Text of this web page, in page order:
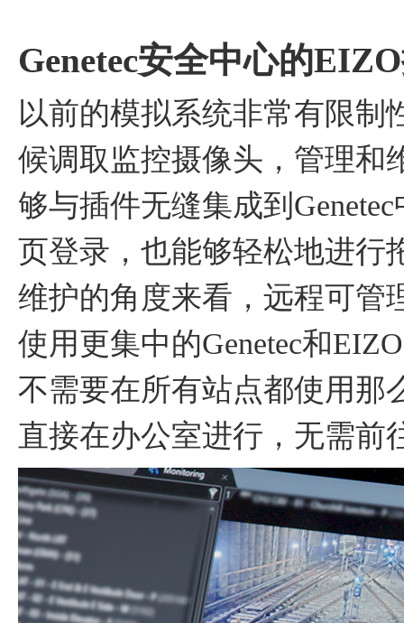
Genetec安全中心的
以前的模拟系统非常有限制
候调取监控摄像头，管理和
够与插件无缝集成到
页登录，也能够轻松地进行
维护的角度来看，远程可管
使用更集中的Genetec和
不需要在所有站点都使用那
直接在办公室进行，无需前